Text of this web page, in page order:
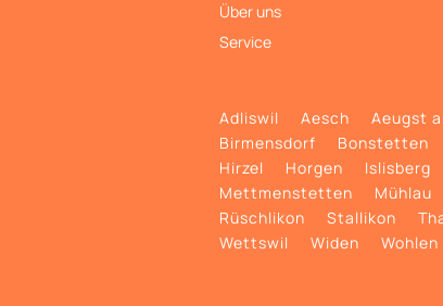
Über uns
Service
Adliswil Aesch Aeugst
Birmensdorf
Bonstetten
Hirzel
Horgen Islisberg
Mettmenstetten
Mühlau
Rüschlikon
Stallikon
Wettswil
Widen Wohlen